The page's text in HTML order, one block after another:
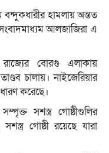
বন্দুকধারীর হামলায় অন্তত
আলজাজিরা এ
বোরগু এলাকায়
চালায়। নাইজেরিয়ার
করেছে।
সশস্ত্র গোষ্ঠীগুলির
গোষ্ঠী রয়েছে যারা